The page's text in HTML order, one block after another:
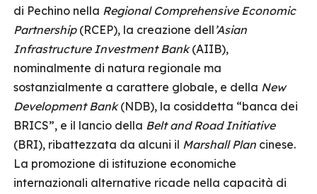
di Pechino nella Regional Comprehensive Economic
Partnership(RCEP), la creazione dell’Asian
Infrastructure Investment Bank(AIIB),
nominalmente di natura regionale ma
sostanzialmente a carattere globale, e della New
Development Bank(NDB), la cosiddetta “banca dei
BRICS”, e il lancio della Belt and Road Initiative
(BRI), ribattezzata da alcuni il Marshall Plan cinese.
La promozione di istituzione economiche
internazionali alternative ricade nella capacità di